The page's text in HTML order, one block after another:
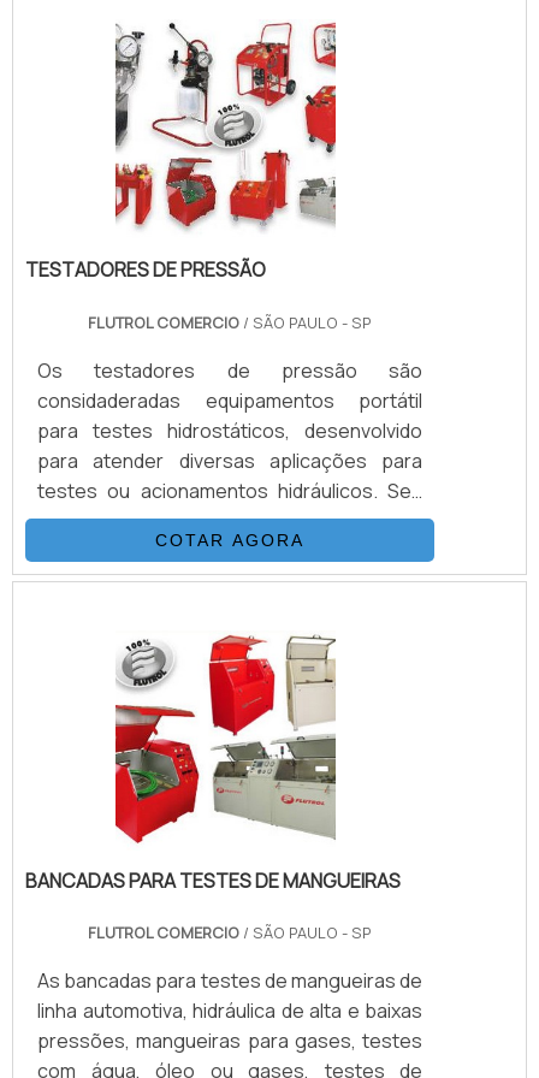
sem lubrificação contínua. Mantêm a
pressão sem qualquer consumo extra de
energia. A configuração do equipamento é
fácil e são ideias para aplicação em áreas.
TESTADORES DE PRESSÃO
FLUTROL COMERCIO / SÃO PAULO - SP
Os testadores de pressão são
considaderadas equipamentos portátil
para testes hidrostáticos, desenvolvido
para atender diversas aplicações para
testes ou acionamentos hidráulicos. Seu
sistema é composto basicamente por uma
Bomba Hidropneumática Haskel, kit de
preparação de ar, conjunto de filtros,
tanque inox. É importante contar com uma
distribuidora autorizada e exclusiva para
todo Brasil das mais renomadas e
conceituadas empresas internacionais que
COTAR AGORA
BANCADAS PARA TESTES DE MANGUEIRAS
FLUTROL COMERCIO / SÃO PAULO - SP
As bancadas para testes de mangueiras de
linha automotiva, hidráulica de alta e baixas
pressões, mangueiras para gases, testes
com água, óleo ou gases, testes de